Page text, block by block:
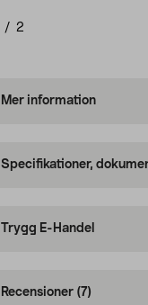
/ 2
Mer information
Specifikationer,
Trygg E-Handel
Recensioner (7)